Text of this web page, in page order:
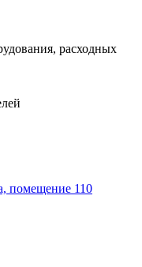
расходных
помещение 110